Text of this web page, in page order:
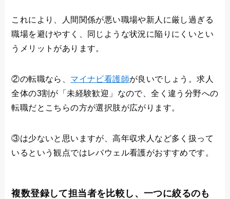
これにより、人間関係が悪い職場や新人に厳し過ぎる
職場を避けやすく、同じような状況に陥りにくいとい
うメリットがあります。
②の転職なら、 マイナビ看護師が良いでしょう。求人
全体の3割が「未経験歓迎」なので、全く違う分野への
転職だとこちらの方が選択肢が広がります。
③は少ないと思いますが、高年収求人など多く扱って
いるという観点ではレバウェル看護がおすすめです。
複数登録して担当者を比較し、一つに絞るのも